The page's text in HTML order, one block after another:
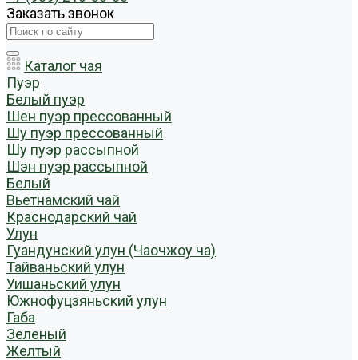
Заказать звонок
Каталог чая
Пуэр
Белый пуэр
Шен пуэр прессованный
Шу пуэр прессованный
Шу пуэр рассыпной
Шэн пуэр рассыпной
Белый
Вьетнамский чай
Краснодарский чай
Улун
Гуандунский улун (Чаочжоу ча)
Тайваньский улун
Уишаньский улун
Южнофуцзяньский улун
Габа
Зеленый
Желтый